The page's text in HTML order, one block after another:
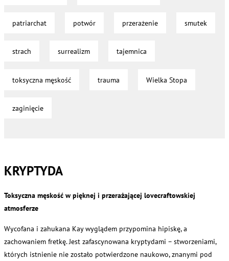
patriarchat potwór przerażenie smutek
strach surrealizm tajemnica
toksyczna męskość trauma Wielka Stopa
zaginięcie
KRYPTYDA
Toksyczna męskość w pięknej i przerażającej lovecraftowskiej
atmosferze
Wycofana i zahukana Kay wyglądem przypomina hipiskę, a
zachowaniem fretkę. Jest zafascynowana kryptydami – stworzeniami,
których istnienie nie zostało potwierdzone naukowo, znanymi pod